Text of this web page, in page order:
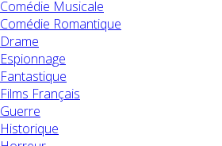
Comédie Musicale
Comédie Romantique
Drame
Espionnage
Fantastique
Films Français
Guerre
Historique